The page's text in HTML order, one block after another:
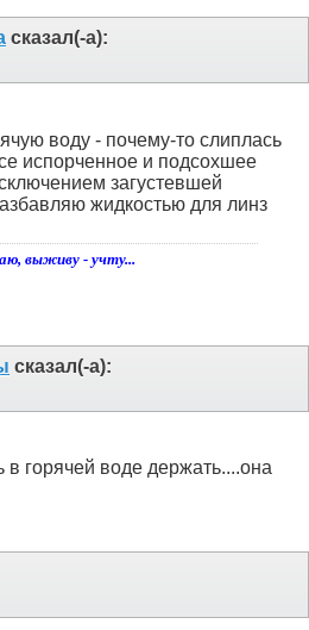
сказал(-а):
воду - почему-то слиплась
испорченное и подсохшее
загустевшей
жидкостью для линз
выживу - учту...
сказал(-а):
в горячей воде держать....она